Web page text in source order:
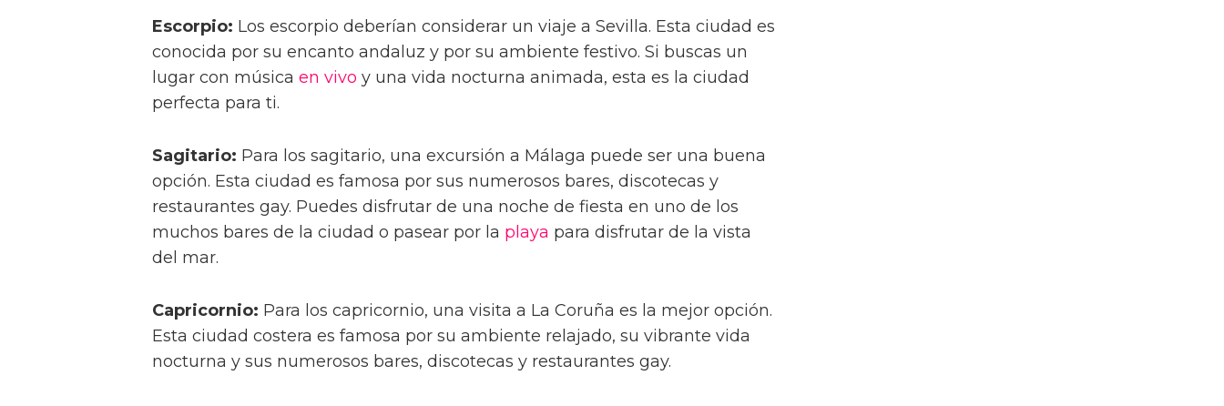
Escorpio: Los escorpio deberían considerar un viaje a Sevilla. Esta ciudad es
conocida por su encanto andaluz y por su ambiente festivo. Si buscas un
lugar con música en vivo y una vida nocturna animada, esta es la ciudad
perfecta para ti.
Sagitario: Para los sagitario, una excursión a Málaga puede ser una buena
opción. Esta ciudad es famosa por sus numerosos bares, discotecas y
restaurantes gay. Puedes disfrutar de una noche de fiesta en uno de los
muchos bares de la ciudad o pasear por la playa para disfrutar de la vista
del mar.
Capricornio: Para los capricornio, una visita a La Coruña es la mejor opción.
Esta ciudad costera es famosa por su ambiente relajado, su vibrante vida
nocturna y sus numerosos bares, discotecas y restaurantes gay.